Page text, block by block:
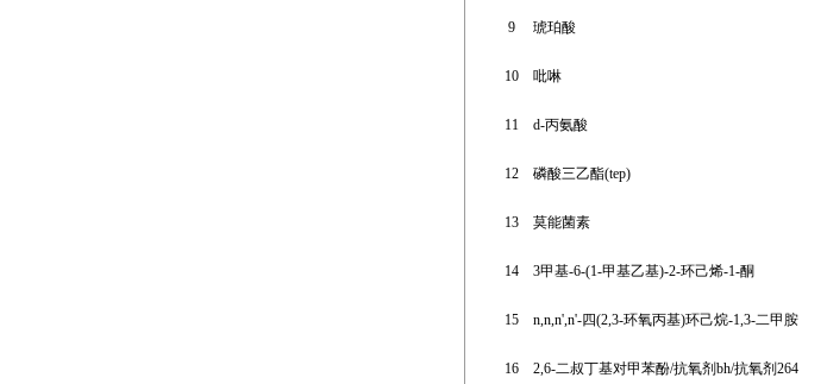
9 琥珀酸
10 吡啉
11 d-丙氨酸
12 磷酸三乙酯(tep)
13 莫能菌素
14 3甲基-6-(1-甲基乙基)-2-环己烯-1-酮
15 n,n,n',n'-四(2,3-环氧丙基)环己烷-1,3-二甲胺
16 2,6-二叔丁基对甲苯酚/抗氧剂bh/抗氧剂264